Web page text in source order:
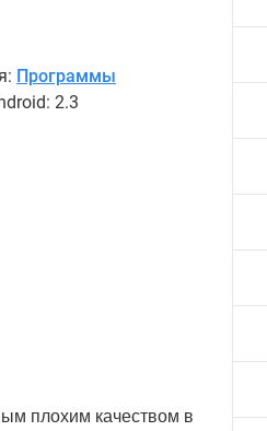
Программы
2.3
плохим качеством в